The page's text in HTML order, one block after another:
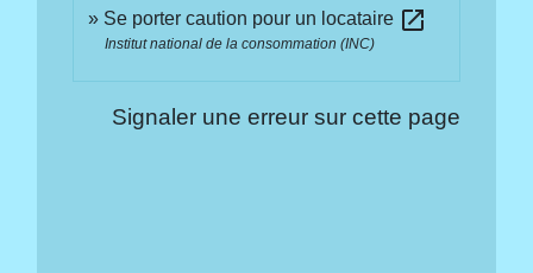
Se porter caution pour un locataire open_in_new
Institut national de la consommation (INC)
Signaler une erreur sur cette page